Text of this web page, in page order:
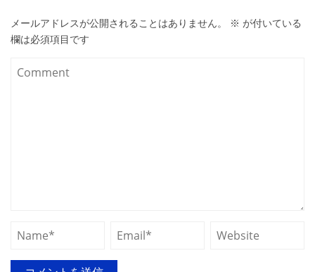
メールアドレスが公開されることはありません。 ※ が付いている
欄は必須項目です